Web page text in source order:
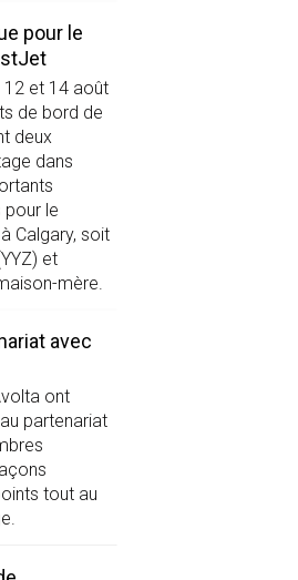
pour le
12 et 14 août
de bord de
deux
dans
le
Calgary, soit
et
mère.
avec
ont
partenariat
tout au